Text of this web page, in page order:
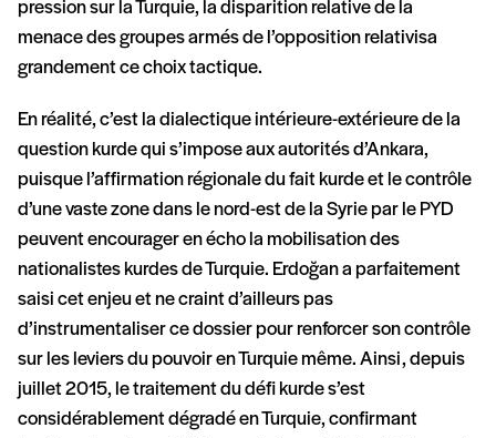
pression sur la Turquie, la disparition relative de la
menace des groupes armés de l’opposition relativisa
grandement ce choix tactique.
En réalité, c’est la dialectique intérieure-extérieure de la
question kurde qui s’impose aux autorités d’Ankara,
puisque l’affirmation régionale du fait kurde et le contrôle
d’une vaste zone dans le nord-est de la Syrie par le PYD
peuvent encourager en écho la mobilisation des
nationalistes kurdes de Turquie. Erdoğan a parfaitement
saisi cet enjeu et ne craint d’ailleurs pas
d’instrumentaliser ce dossier pour renforcer son contrôle
sur les leviers du pouvoir en Turquie même. Ainsi, depuis
juillet 2015, le traitement du défi kurde s’est
considérablement dégradé en Turquie, confirmant